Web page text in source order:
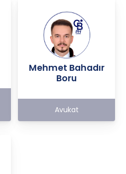
Mehmet Bahadır
Boru
Avukat